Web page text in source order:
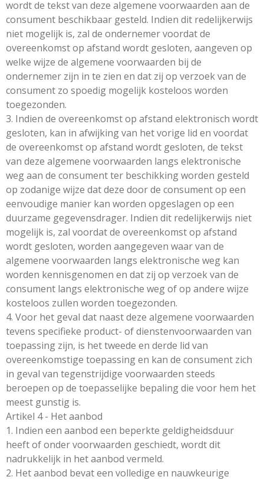
wordt de tekst van deze algemene voorwaarden aan de
consument beschikbaar gesteld. Indien dit redelijkerwijs
niet mogelijk is, zal de ondernemer voordat de
overeenkomst op afstand wordt gesloten, aangeven op
welke wijze de algemene voorwaarden bij de
ondernemer zijn in te zien en dat zij op verzoek van de
consument zo spoedig mogelijk kosteloos worden
toegezonden.
3. Indien de overeenkomst op afstand elektronisch wordt
gesloten, kan in afwijking van het vorige lid en voordat
de overeenkomst op afstand wordt gesloten, de tekst
van deze algemene voorwaarden langs elektronische
weg aan de consument ter beschikking worden gesteld
op zodanige wijze dat deze door de consument op een
eenvoudige manier kan worden opgeslagen op een
duurzame gegevensdrager. Indien dit redelijkerwijs niet
mogelijk is, zal voordat de overeenkomst op afstand
wordt gesloten, worden aangegeven waar van de
algemene voorwaarden langs elektronische weg kan
worden kennisgenomen en dat zij op verzoek van de
consument langs elektronische weg of op andere wijze
kosteloos zullen worden toegezonden.
4. Voor het geval dat naast deze algemene voorwaarden
tevens specifieke product- of dienstenvoorwaarden van
toepassing zijn, is het tweede en derde lid van
overeenkomstige toepassing en kan de consument zich
in geval van tegenstrijdige voorwaarden steeds
beroepen op de toepasselijke bepaling die voor hem het
meest gunstig is.
Artikel 4 - Het aanbod
1. Indien een aanbod een beperkte geldigheidsduur
heeft of onder voorwaarden geschiedt, wordt dit
nadrukkelijk in het aanbod vermeld.
2. Het aanbod bevat een volledige en nauwkeurige